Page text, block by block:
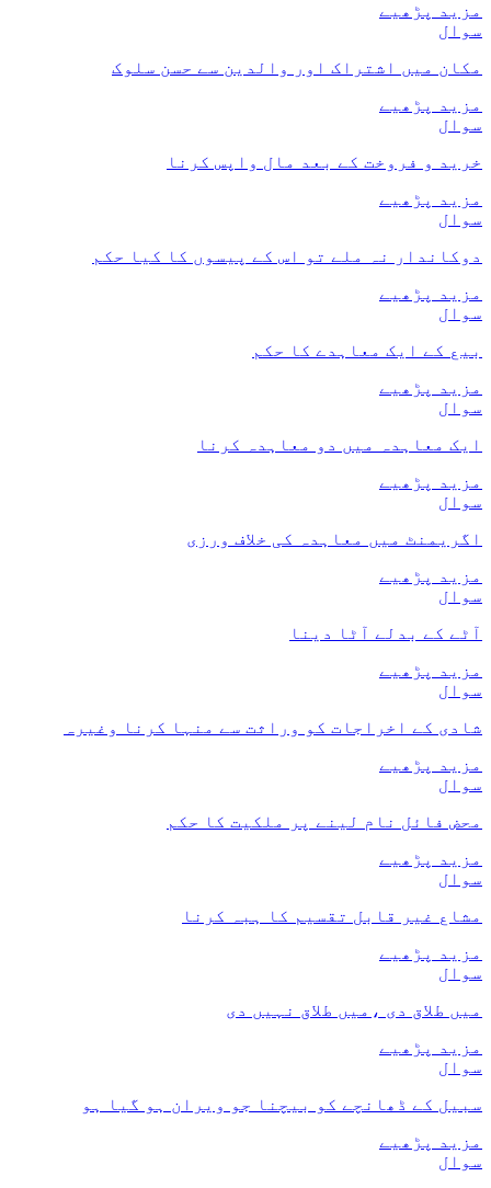
مزید پڑھیے
سوال
مکان میں اشتراک اور والدین سے حسن سلوک
مزید پڑھیے
سوال
خرید و فروخت کے بعد مال واپس کرنا
مزید پڑھیے
سوال
دوکاندار نہ ملے تو اس کے پیسوں کا کیا حکم
مزید پڑھیے
سوال
بیع کے ایک معاہدے کا حکم
مزید پڑھیے
سوال
ایک معاہدہ میں دو معاہدہ کرنا
مزید پڑھیے
سوال
اگریمنٹ میں معاہدہ کی خلاف ورزی
مزید پڑھیے
سوال
آٹے کے بدلے آٹا دینا
مزید پڑھیے
سوال
شادی کے اخراجات کو وراثت سے منہا کرنا وغیرہ
مزید پڑھیے
سوال
محض فائل نام لینے پر ملکیت کا حکم
مزید پڑھیے
سوال
مشاع غیر قابل تقسیم کا ہبہ کرنا
مزید پڑھیے
سوال
میں طلاق دی ،میں طلاق نہیں دی
مزید پڑھیے
سوال
سبیل کے ڈھانچے کو بیچنا جو ویران ہو گیا ہو
مزید پڑھیے
سوال